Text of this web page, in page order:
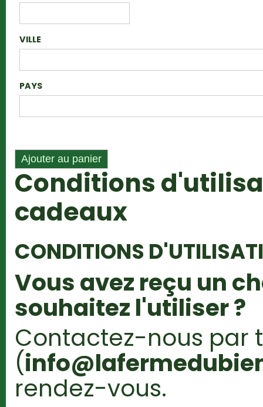
VILLE
PAYS
Conditions
cadeaux
CONDITIONS
Vous avez reçu un
souhaitez l'utiliser ?
Contactez-nous par
(
rendez-vous.